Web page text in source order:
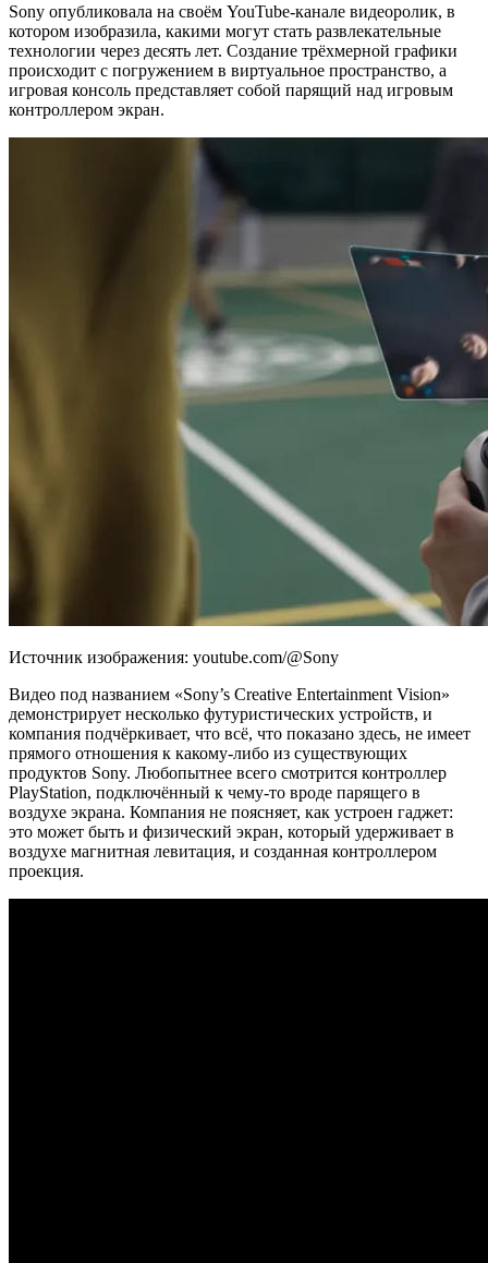
Sony опубликовала на своём YouTube-канале видеоролик, в
котором изобразила, какими могут стать развлекательные
технологии через десять лет. Создание трёхмерной графики
происходит с погружением в виртуальное пространство, а
игровая консоль представляет собой парящий над игровым
контроллером экран.
Источник изображения: youtube.com/@Sony
Видео под названием «Sony’s Creative Entertainment Vision»
демонстрирует несколько футуристических устройств, и
компания подчёркивает, что всё, что показано здесь, не имеет
прямого отношения к какому-либо из существующих
продуктов Sony. Любопытнее всего смотрится контроллер
PlayStation, подключённый к чему-то вроде парящего в
воздухе экрана. Компания не поясняет, как устроен гаджет:
это может быть и физический экран, который удерживает в
воздухе магнитная левитация, и созданная контроллером
проекция.